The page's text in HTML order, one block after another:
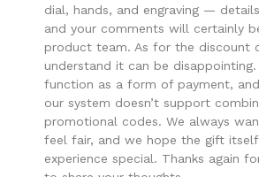
dial, hands, and engraving —
and your comments will certainly
product team. As for the discount
understand it can be
function as a form of payment,
our system doesn’t support
promotional codes. We always
feel fair, and we hope the gift
experience special. Thanks again